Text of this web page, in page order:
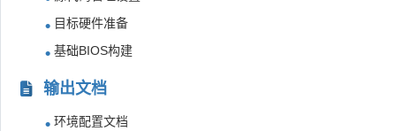
目标硬件准备
基础BIOS构建
输出文档
环境配置文档